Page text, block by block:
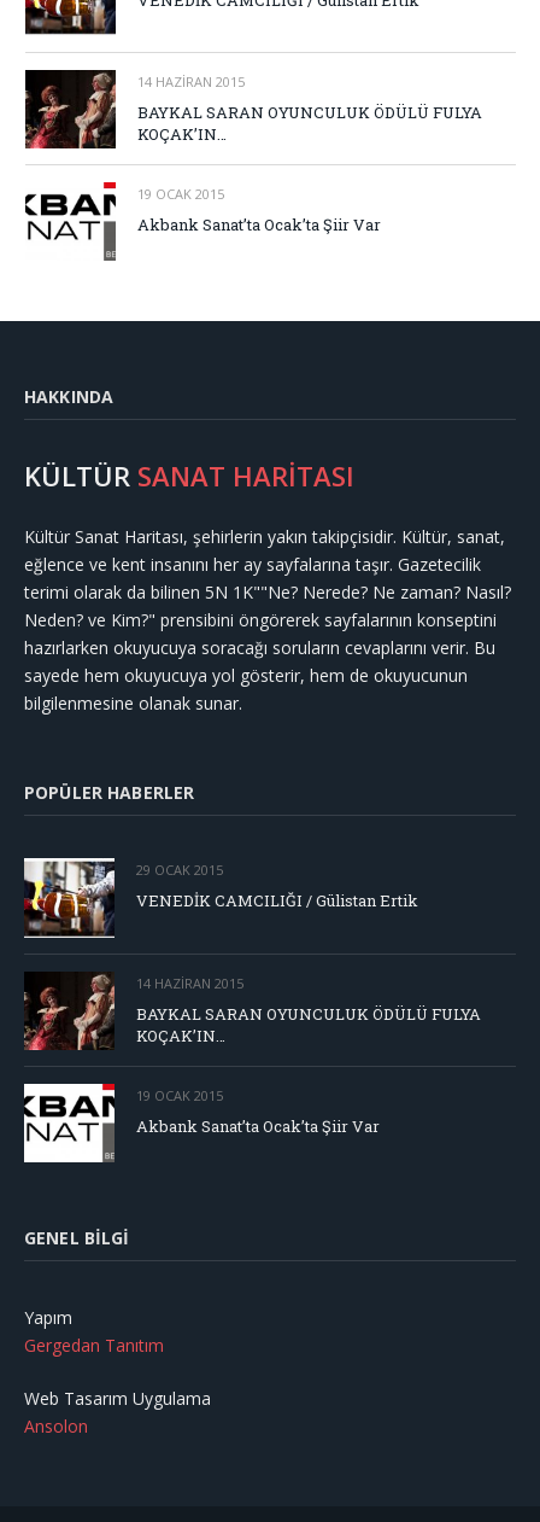
14 HAZIRAN 2015
BAYKAL SARAN OYUNCULUK ÖDÜLÜ FULYA
KOÇAK’IN…
19 OCAK 2015
Akbank Sanat’ta Ocak’ta Şiir Var
HAKKINDA
KÜLTÜR SANAT HARİTASI
Kültür Sanat Haritası, şehirlerin yakın takipçisidir. Kültür, sanat,
eğlence ve kent insanını her ay sayfalarına taşır. Gazetecilik
terimi olarak da bilinen 5N 1K""Ne? Nerede? Ne zaman? Nasıl?
Neden? ve Kim?" prensibini öngörerek sayfalarının konseptini
hazırlarken okuyucuya soracağı soruların cevaplarını verir. Bu
sayede hem okuyucuya yol gösterir, hem de okuyucunun
bilgilenmesine olanak sunar.
POPÜLER HABERLER
29 OCAK 2015
VENEDİK CAMCILIĞI / Gülistan Ertik
14 HAZIRAN 2015
BAYKAL SARAN OYUNCULUK ÖDÜLÜ FULYA
KOÇAK’IN…
19 OCAK 2015
Akbank Sanat’ta Ocak’ta Şiir Var
GENEL BILGI
Yapım
Gergedan Tanıtım
Web Tasarım Uygulama
Ansolon